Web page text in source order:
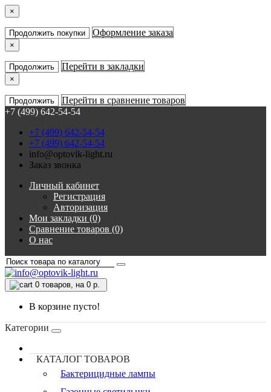
×
Продолжить покупки Оформление заказа
×
Продолжить Перейти в закладки
×
Продолжить
Перейти в сравнение товаров
+7 (499) 642-54-54
+7 (499) 642-54-54
+7 (499) 642-54-54
info@optovik-light.ru
Заказ звонка
Личный кабинет
Регистрация
Авторизация
Мои закладки (0)
Сравнение товаров (0)
О нас
0 товаров, на 0 р.
В корзине пусто!
Категории
КАТАЛОГ ТОВАРОВ
Бактерицидные лампы